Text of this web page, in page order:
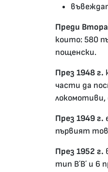
Преди
които: 580
През 1948 г.
части да
локомотиви,
През 1949 г.
първият
През 1952 г.
тип В΄В΄ и 6